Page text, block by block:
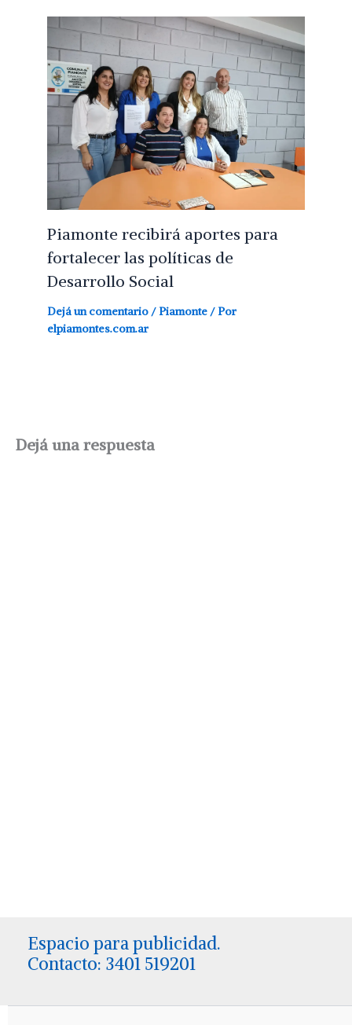
Piamonte recibirá aportes para
fortalecer las políticas de
Desarrollo Social
Dejá un comentario /Piamonte / Por
elpiamontes.com.ar
Dejá una respuesta
Espacio para publicidad.
Contacto: 3401 519201